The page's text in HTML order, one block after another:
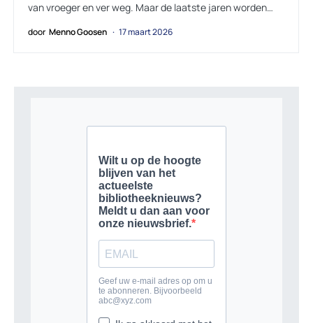
van vroeger en ver weg. Maar de laatste jaren worden…
door Menno Goosen 17 maart 2026